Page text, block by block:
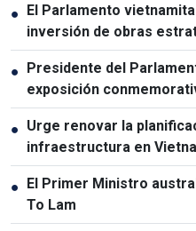
● El Parlamento
inversión de obras
● Presidente del
exposición
relaciones Vietnam-
● Urge renovar la
infraestructura en
● El Primer Ministro
To Lam